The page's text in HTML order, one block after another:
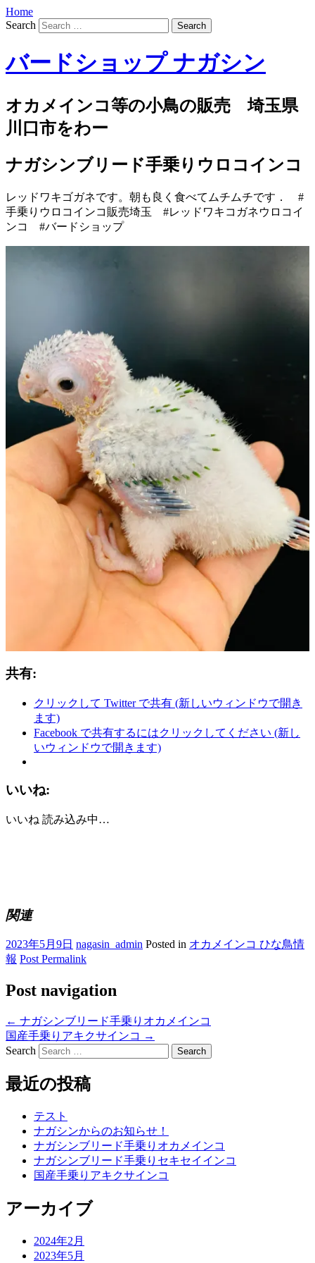
Home
Search
バードショップ ナガシン
オカメインコ等の小鳥の販売 埼玉県
川口市をわー
ナガシンブリード手乗りウロコインコ
レッドワキゴガネです。朝も良く食べてムチムチです． #
手乗りウロコインコ販売埼玉 #レッドワキコガネウロコイ
ンコ #バードショップ
共有:
クリックして Twitter で共有 (新しいウィンドウで開き
ます)
Facebook で共有するにはクリックしてください (新し
いウィンドウで開きます)
いいね:
いいね 読み込み中…
関連
2023年5月9日 nagasin_admin Posted in オカメインコ ひな鳥情
報 Post Permalink
Post navigation
← ナガシンブリード手乗りオカメインコ
国産手乗りアキクサインコ →
Search
最近の投稿
テスト
ナガシンからのお知らせ！
ナガシンブリード手乗りオカメインコ
ナガシンブリード手乗りセキセイインコ
国産手乗りアキクサインコ
アーカイブ
2024年2月
2023年5月